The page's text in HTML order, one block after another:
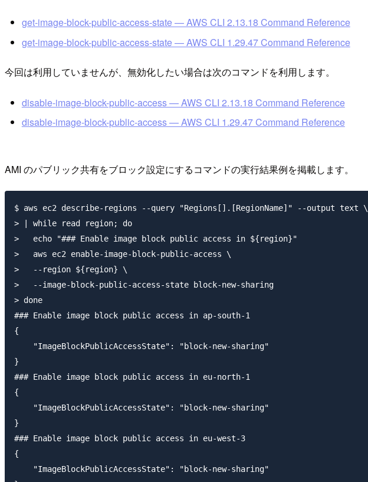
get-image-block-public-access-state — AWS CLI 2.13.18 Command Reference
get-image-block-public-access-state — AWS CLI 1.29.47 Command Reference
今回は利用していませんが、無効化したい場合は次のコマンドを利用します。
disable-image-block-public-access — AWS CLI 2.13.18 Command Reference
disable-image-block-public-access — AWS CLI 1.29.47 Command Reference
AMI のパブリック共有をブロック設定にするコマンドの実行結果例を掲載します。
$ aws ec2 describe-regions --query "Regions[].[RegionName]" --output text \
> | while read region; do
>   echo "### Enable image block public access in ${region}"
>   aws ec2 enable-image-block-public-access \
>   --region ${region} \
>   --image-block-public-access-state block-new-sharing
> done
### Enable image block public access in ap-south-1
{
    "ImageBlockPublicAccessState": "block-new-sharing"
}
### Enable image block public access in eu-north-1
{
    "ImageBlockPublicAccessState": "block-new-sharing"
}
### Enable image block public access in eu-west-3
{
    "ImageBlockPublicAccessState": "block-new-sharing"